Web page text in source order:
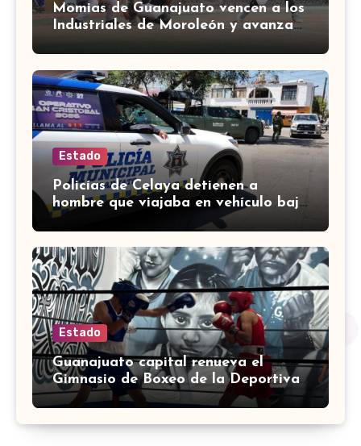
Momias de Guanajuato vencen a los
Industriales de Moroleón y avanzan
a la final estatal de béisbol
Estado
Policías de Celaya detienen a
hombre que viajaba en vehículo bajo
investigación
Estado
Guanajuato capital renueva el
Gimnasio de Boxeo de la Deportiva
Torres Landa